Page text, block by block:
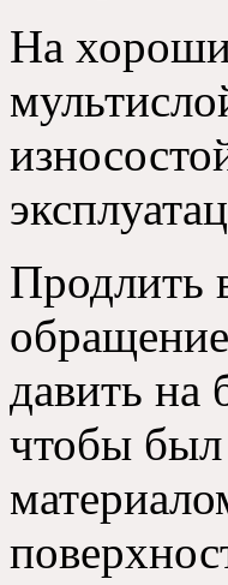
На
Продлить
давить на
чтобы был